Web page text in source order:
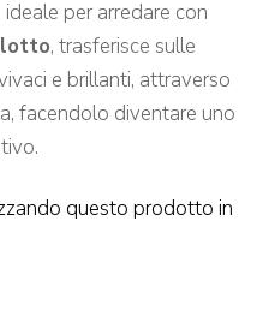
ideale per arredare con
, trasferisce sulle
e brillanti, attraverso
facendolo diventare uno
questo prodotto in